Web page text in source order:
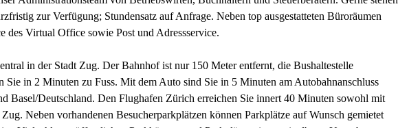
zur Verfügung; Stundensatz auf Anfrage. Neben top ausgestatteten Büroräumen
des Virtual Office sowie Post und Adressservice.
in der Stadt Zug. Der Bahnhof ist nur 150 Meter entfernt, die Bushaltestelle
Sie in 2 Minuten zu Fuss. Mit dem Auto sind Sie in 5 Minuten am Autobahnanschluss
Basel/Deutschland. Den Flughafen Zürich erreichen Sie innert 40 Minuten sowohl mit
Neben vorhandenen Besucherparkplätzen können Parkplätze auf Wunsch gemietet